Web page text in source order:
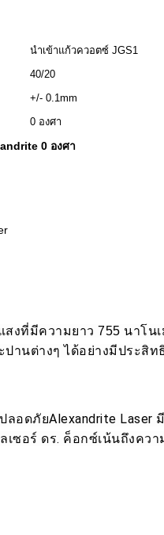
นำเข้าแก้วควอตซ์ JGS1
40/20
+/- 0.1mm
0 องศา
0 องศา
งที่มีความยาว 755 นาโนเ
ปานต่างๆ ได้อย่างมีประสิท
ลอดภัยAlexandrite
เซอร์ ดร. ค็อกซ์เน้นถึงคว